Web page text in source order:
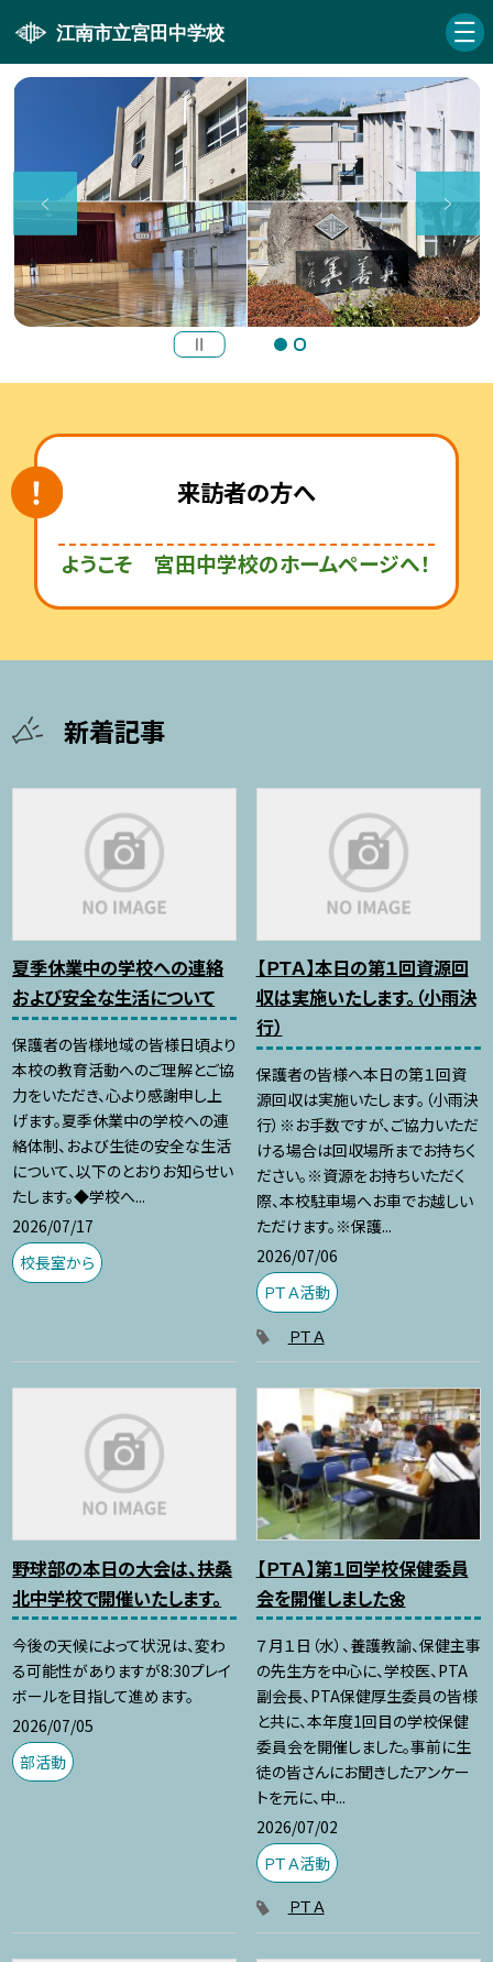
江南市立宮田中学校
来訪者の方へ
ようこそ 宮田中学校のホームページへ！
新着記事
夏季休業中の学校への連絡
および安全な生活について
保護者の皆様地域の皆様日頃より
本校の教育活動へのご理解とご協
力をいただき、心より感謝申し上
げます。夏季休業中の学校への連
絡体制、および生徒の安全な生活
について、以下のとおりお知らせい
たします。◆学校へ...
2026/07/17
校長室から
【ＰＴＡ】本日の第１回資源回
収は実施いたします。（小雨決
行）
保護者の皆様へ本日の第１回資
源回収は実施いたします。（小雨決
行）※お手数ですが、ご協力いただ
ける場合は回収場所までお持ちく
ださい。※資源をお持ちいただく
際、本校駐車場へお車でお越しい
ただけます。※保護...
2026/07/06
ＰＴＡ活動
ＰＴＡ
野球部の本日の大会は、扶桑
北中学校で開催いたします。
今後の天候によって状況は、変わ
る可能性がありますが8:30プレイ
ボールを目指して進めます。
2026/07/05
部活動
【ＰＴＡ】第１回学校保健委員
会を開催しました🌼
７月１日（水）、養護教諭、保健主事
の先生方を中心に、学校医、PTA
副会長、PTA保健厚生委員の皆様
と共に、本年度1回目の学校保健
委員会を開催しました。事前に生
徒の皆さんにお聞きしたアンケー
トを元に、中...
2026/07/02
ＰＴＡ活動
ＰＴＡ